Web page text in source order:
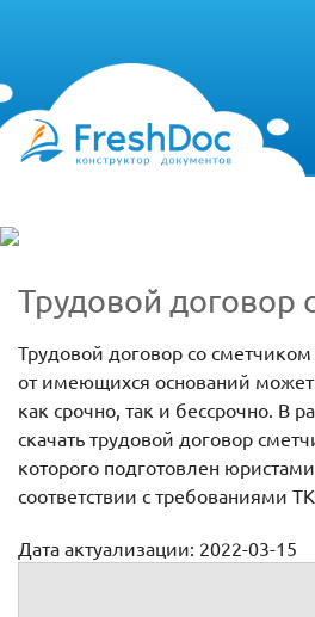
Трудовой договор
Трудовой договор со
от имеющихся оснований может
как срочно, так и бессрочно. В
скачать трудовой договор
которого подготовлен
соответствии с требованиями
Дата актуализации: 2022-03-15